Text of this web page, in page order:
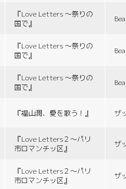
『Love Letters 〜祭りの
国で』
『Love Letters 〜祭りの
国で』
『Love Letters 〜祭りの
国で』
『福山潤、愛を歌う！』 ザ
『Love Letters２〜パリ
市ロマンチッ区』
ザ
『Love Letters２〜パリ
市ロマンチッ区』
ザ